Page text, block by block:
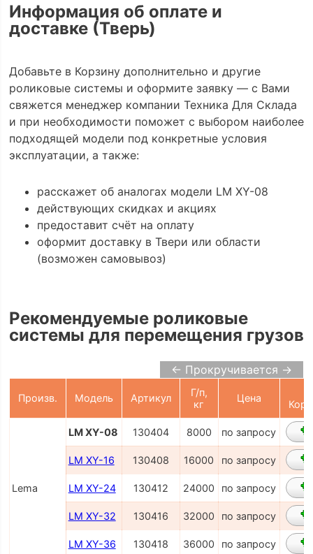
Информация об оплате и
доставке (Тверь)
Добавьте в Корзину дополнительно и другие
роликовые системы и оформите заявку — с Вами
свяжется менеджер компании Техника Для Склада
и при необходимости поможет с выбором наиболее
подходящей модели под конкретные условия
эксплуатации, а также:
расскажет об аналогах модели LM XY-08
действующих скидках и акциях
предоставит счёт на оплату
оформит доставку в Твери или области
(возможен самовывоз)
Рекомендуемые роликовые
системы для перемещения грузов
← Прокручивается →
Произв. Модель Артикул
Г/п,
кг
Цена
Lema
LM XY-08 130404 8000 по запросу
LM XY-16 130408 16000 по запросу
LM XY-24 130412 24000 по запросу
LM XY-32 130416 32000 по запросу
LM XY-36 130418 36000 по запросу